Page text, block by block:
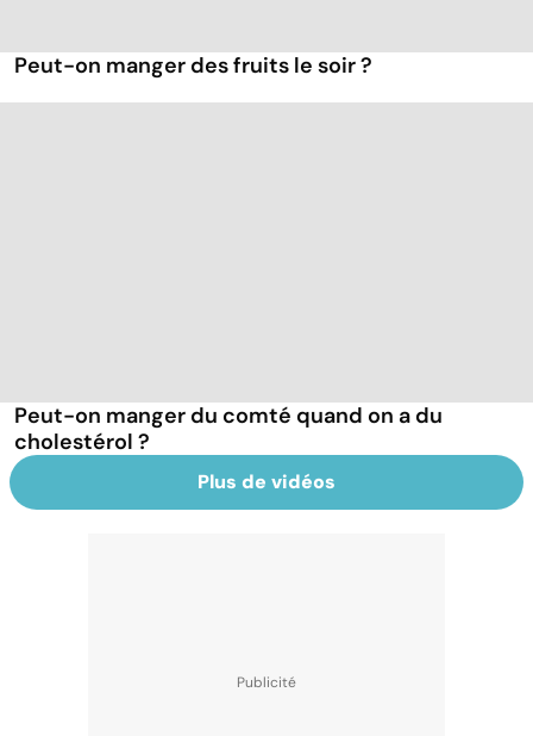
Peut-on manger des fruits le soir ?
Peut-on manger du comté quand on a du
cholestérol ?
Plus de vidéos